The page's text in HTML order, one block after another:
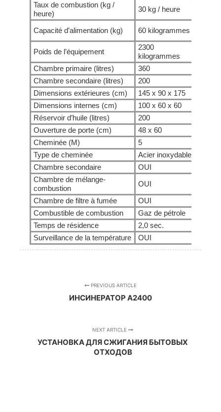
Taux de combustion (kg /
heure)
30 kg / heure
Capacité d’alimentation (kg) 60 kilogrammes
Poids de l’équipement
2300
kilogrammes
Chambre primaire (litres)
360
Chambre secondaire (litres)
200
Dimensions extérieures (cm)
145 x 90 x 175
Dimensions internes (cm)
100 x 60 x 60
Réservoir d’huile (litres)
200
Ouverture de porte (cm)
48 x 60
Cheminée (M)
5
Type de cheminée
Acier inoxydable
Chambre secondaire
OUI
Chambre de mélange-
combustion
OUI
Chambre de filtre à fumée
OUI
Combustible de combustion
Gaz de pétrole
Temps de résidence
2,0 sec.
Surveillance de la température
OUI
PREVIOUS ARTICLE
ИНСИНЕРАТОР A2400
NEXT ARTICLE
УСТАНОВКА ДЛЯ СЖИГАНИЯ БЫТОВЫХ
ОТХОДОВ